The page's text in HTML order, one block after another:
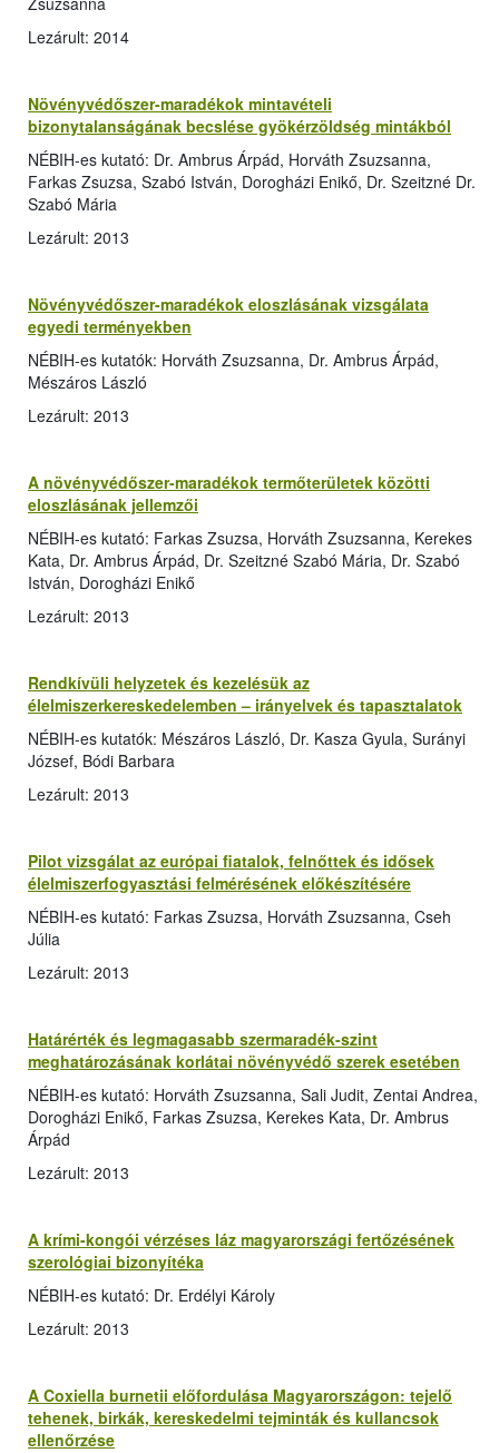
Lezárult: 2014
Növényvédőszer-maradékok mintavételi
bizonytalanságának becslése gyökérzöldség mintákból
NÉBIH-es kutató: Dr. Ambrus Árpád, Horváth Zsuzsanna,
Farkas Zsuzsa, Szabó István, Dorogházi Enikő, Dr. Szeitzné Dr.
Szabó Mária
Lezárult: 2013
Növényvédőszer-maradékok eloszlásának vizsgálata
egyedi terményekben
NÉBIH-es kutatók: Horváth Zsuzsanna, Dr. Ambrus Árpád,
Mészáros László
Lezárult: 2013
A növényvédőszer-maradékok termőterületek közötti
eloszlásának jellemzői
NÉBIH-es kutató: Farkas Zsuzsa, Horváth Zsuzsanna, Kerekes
Kata, Dr. Ambrus Árpád, Dr. Szeitzné Szabó Mária, Dr. Szabó
István, Dorogházi Enikő
Lezárult: 2013
Rendkívüli helyzetek és kezelésük az
élelmiszerkereskedelemben – irányelvek és tapasztalatok
NÉBIH-es kutatók: Mészáros László, Dr. Kasza Gyula, Surányi
József, Bódi Barbara
Lezárult: 2013
Pilot vizsgálat az európai fiatalok, felnőttek és idősek
élelmiszerfogyasztási felmérésének előkészítésére
NÉBIH-es kutató: Farkas Zsuzsa, Horváth Zsuzsanna, Cseh
Júlia
Lezárult: 2013
Határérték és legmagasabb szermaradék-szint
meghatározásának korlátai növényvédő szerek esetében
NÉBIH-es kutató: Horváth Zsuzsanna, Sali Judit, Zentai Andrea,
Dorogházi Enikő, Farkas Zsuzsa, Kerekes Kata, Dr. Ambrus
Árpád
Lezárult: 2013
A krími-kongói vérzéses láz magyarországi fertőzésének
szerológiai bizonyítéka
NÉBIH-es kutató: Dr. Erdélyi Károly
Lezárult: 2013
A Coxiella burnetii előfordulása Magyarországon: tejelő
tehenek, birkák, kereskedelmi tejminták és kullancsok
ellenőrzése